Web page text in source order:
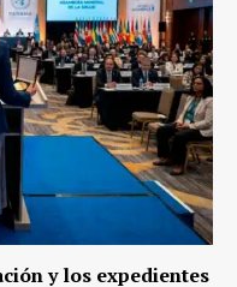
y los expedientes